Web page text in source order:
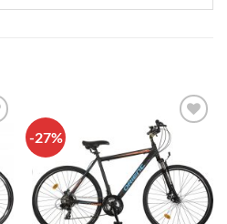
-27%
Πρόσθήκη
στην λίστα
επιθυμιών